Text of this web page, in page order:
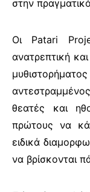
στην
Οι Patari
ανατρεπτική
θεατές και
πρώτους να
ειδικά
να βρίσκονται